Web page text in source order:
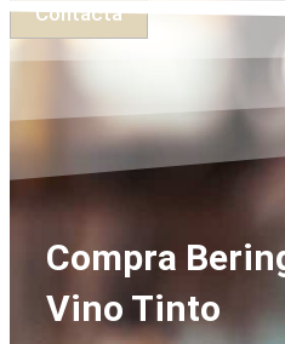
Contacta
Compra
Vino Tinto